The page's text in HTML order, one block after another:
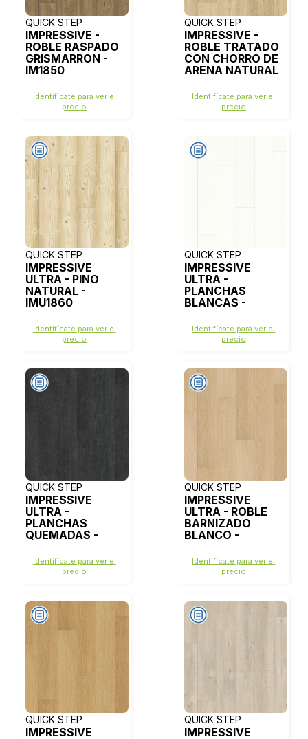
QUICK STEP
IMPRESSIVE -
ROBLE RASPADO
GRISMARRON -
IM1850
Identifícate para ver el
precio
QUICK STEP
IMPRESSIVE -
ROBLE TRATADO
CON CHORRO DE
ARENA NATURAL
Identifícate para ver el
precio
QUICK STEP
IMPRESSIVE
ULTRA - PINO
NATURAL -
IMU1860
Identifícate para ver el
precio
QUICK STEP
IMPRESSIVE
ULTRA -
PLANCHAS
BLANCAS -
Identifícate para ver el
precio
QUICK STEP
IMPRESSIVE
ULTRA -
PLANCHAS
QUEMADAS -
Identifícate para ver el
precio
QUICK STEP
IMPRESSIVE
ULTRA - ROBLE
BARNIZADO
BLANCO -
Identifícate para ver el
precio
QUICK STEP
IMPRESSIVE
QUICK STEP
IMPRESSIVE